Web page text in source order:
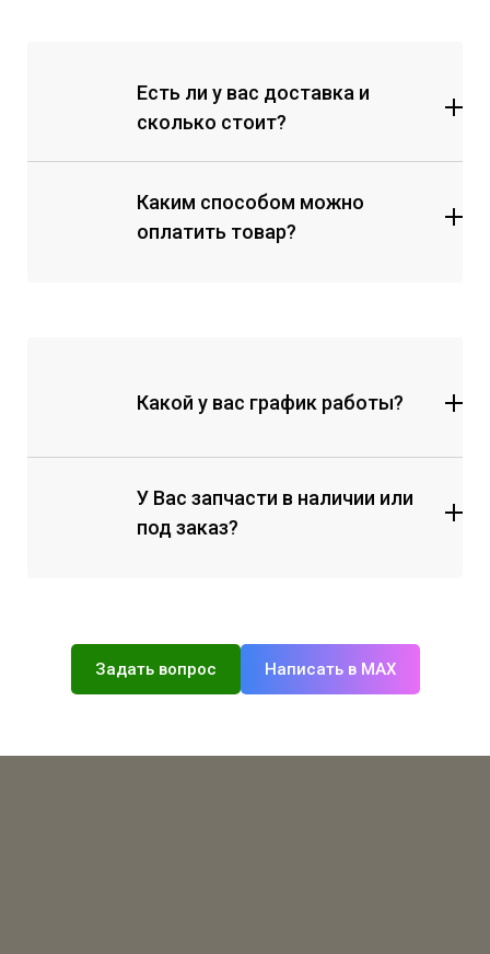
Есть ли у вас доставка и
сколько стоит?
Каким способом можно
оплатить товар?
Какой у вас график работы?
У Вас запчасти в наличии или
под заказ?
Задать вопрос Написать в MAX